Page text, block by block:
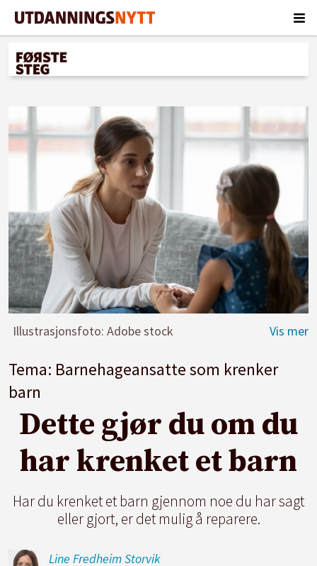
Illustrasjonsfoto: Adobe stock
Tema: Barnehageansatte som krenker
barn
Dette gjør du om du
har krenket et barn
Har du krenket et barn gjennom noe du har sagt
eller gjort, er det mulig å reparere.
Line FredheimStorvik